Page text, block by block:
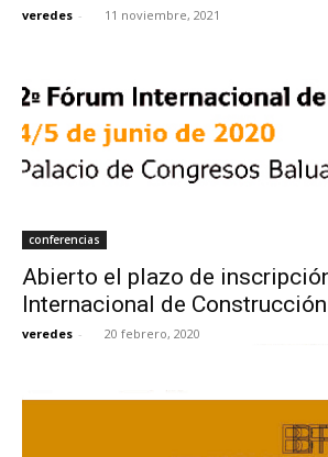
veredes - 11 noviembre, 2021
conferencias
Abierto el plazo de
Internacional de
veredes - 20 febrero, 2020